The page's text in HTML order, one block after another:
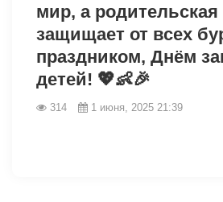
мир, а
защищает от всех
праздником, Днём
детей! 💖👶🎉
314 1 июня, 2025 21:39